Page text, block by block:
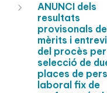
ANUNCI dels
resultats
provisonals de
mèrits i
del procès
selecció de
places de
laboral fix de